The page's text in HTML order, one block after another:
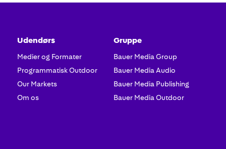
Udendørs
Medier og Formater
Programmatisk Outdoor
Our Markets
Om os
Gruppe
Bauer Media Group
Bauer Media Audio
Bauer Media Publishing
Bauer Media Outdoor